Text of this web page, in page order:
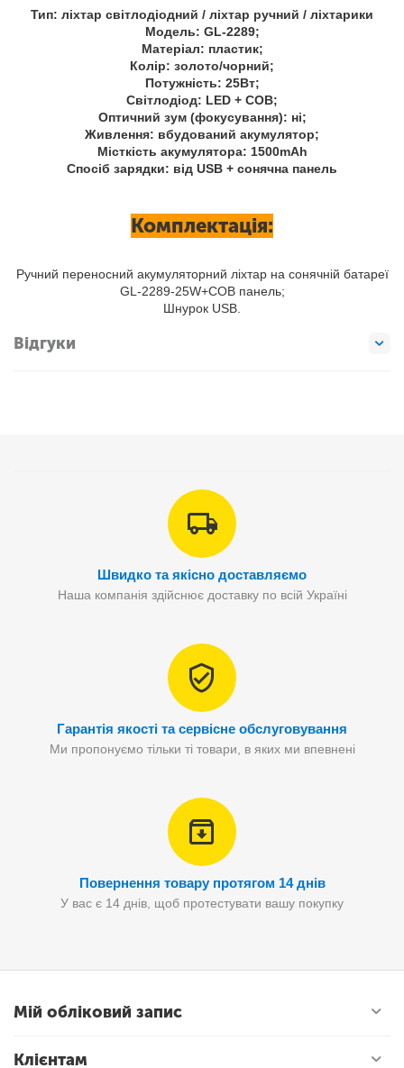
Тип: ліхтар світлодіодний / ліхтар ручний / ліхтарики
Модель: GL-2289;
Матеріал: пластик;
Колір: золото/чорний;
Потужність: 25Вт;
Світлодіод: LED + COB;
Оптичний зум (фокусування): ні;
Живлення: вбудований акумулятор;
Місткість акумулятора: 1500mAh
Спосіб зарядки: від USB + сонячна панель
Комплектація:
Ручний переносний акумуляторний ліхтар на сонячній батареї
GL-2289-25W+COB панель;
Шнурок USB.
Відгуки
Швидко та якісно доставляємо
Наша компанія здійснює доставку по всій Україні
Гарантія якості та сервісне обслуговування
Ми пропонуємо тільки ті товари, в яких ми впевнені
Повернення товару протягом 14 днів
У вас є 14 днів, щоб протестувати вашу покупку
Мій обліковий запис
Клієнтам